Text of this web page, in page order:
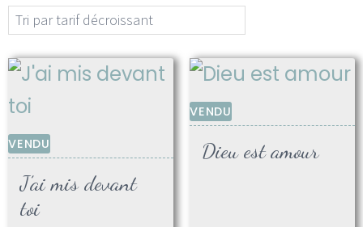
VENDU
J’ai mis devant
toi
VENDU
Dieu est amour